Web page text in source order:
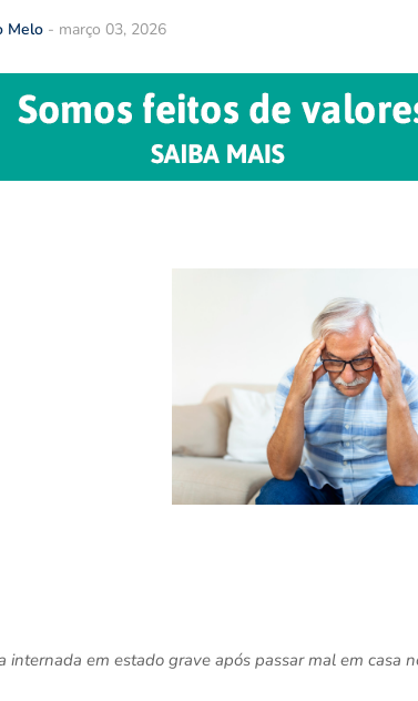
Melo - março 03, 2026
internada em estado grave após passar mal em casa